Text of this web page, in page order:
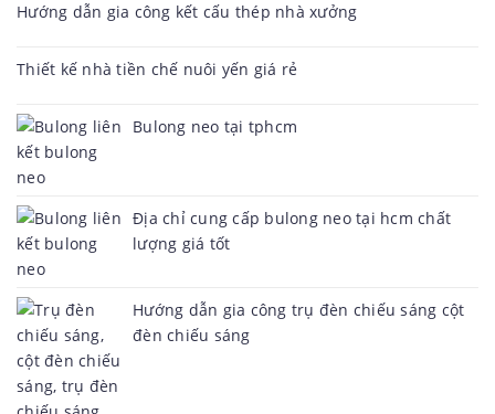
Hướng dẫn gia công kết cấu thép nhà xưởng
Thiết kế nhà tiền chế nuôi yến giá rẻ
Bulong neo tại tphcm
Địa chỉ cung cấp bulong neo tại hcm chất
lượng giá tốt
Hướng dẫn gia công trụ đèn chiếu sáng cột
đèn chiếu sáng